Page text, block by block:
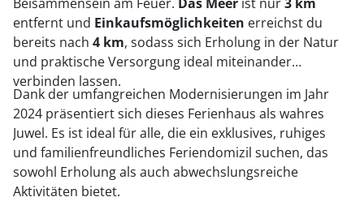
entfernt und Einkaufsmöglichkeiten erreichst du
bereits nach 4 km, sodass sich Erholung in der Natur
und praktische Versorgung ideal miteinander
verbinden lassen.
Dank der umfangreichen Modernisierungen im Jahr
2024 präsentiert sich dieses Ferienhaus als wahres
Juwel. Es ist ideal für alle, die ein exklusives, ruhiges
und familienfreundliches Feriendomizil suchen, das
sowohl Erholung als auch abwechslungsreiche
Aktivitäten bietet.